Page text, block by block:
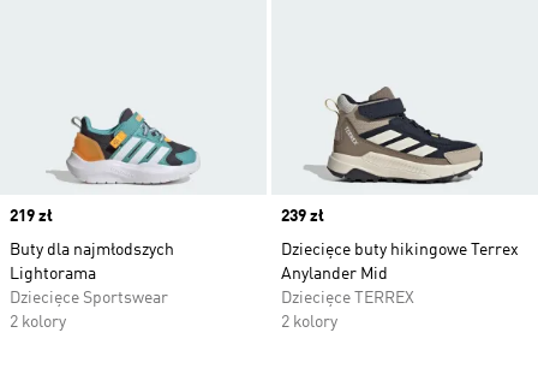
Price
219 zł
Buty dla najmłodszych
Lightorama
Dziecięce Sportswear
2 kolory
Price
239 zł
Dziecięce buty hikingowe Terrex
Anylander Mid
Dziecięce TERREX
2 kolory